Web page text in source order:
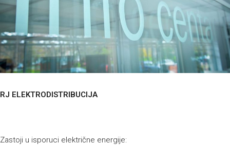
RJ ELEKTRODISTRIBUCIJA
Zastoji u isporuci električne energije: